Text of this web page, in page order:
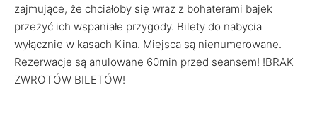
zajmujące, że chciałoby się wraz z bohaterami bajek
przeżyć ich wspaniałe przygody. Bilety do nabycia
wyłącznie w kasach Kina. Miejsca są nienumerowane.
Rezerwacje są anulowane 60min przed seansem! !BRAK
ZWROTÓW BILETÓW!